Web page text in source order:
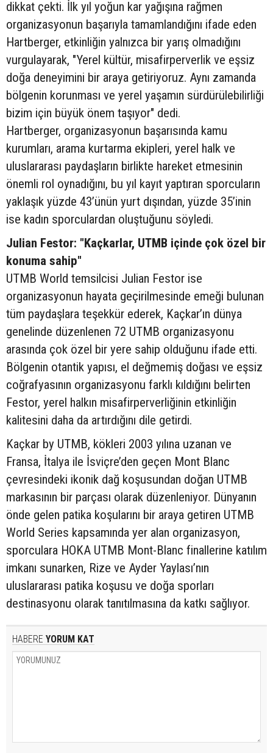
dikkat çekti. İlk yıl yoğun kar yağışına rağmen
organizasyonun başarıyla tamamlandığını ifade eden
Hartberger, etkinliğin yalnızca bir yarış olmadığını
vurgulayarak, "Yerel kültür, misafirperverlik ve eşsiz
doğa deneyimini bir araya getiriyoruz. Aynı zamanda
bölgenin korunması ve yerel yaşamın sürdürülebilirliği
bizim için büyük önem taşıyor" dedi.
Hartberger, organizasyonun başarısında kamu
kurumları, arama kurtarma ekipleri, yerel halk ve
uluslararası paydaşların birlikte hareket etmesinin
önemli rol oynadığını, bu yıl kayıt yaptıran sporcuların
yaklaşık yüzde 43’ünün yurt dışından, yüzde 35’inin
ise kadın sporculardan oluştuğunu söyledi.
Julian Festor: "Kaçkarlar, UTMB içinde çok özel bir
konuma sahip"
UTMB World temsilcisi Julian Festor ise
organizasyonun hayata geçirilmesinde emeği bulunan
tüm paydaşlara teşekkür ederek, Kaçkar’ın dünya
genelinde düzenlenen 72 UTMB organizasyonu
arasında çok özel bir yere sahip olduğunu ifade etti.
Bölgenin otantik yapısı, el değmemiş doğası ve eşsiz
coğrafyasının organizasyonu farklı kıldığını belirten
Festor, yerel halkın misafirperverliğinin etkinliğin
kalitesini daha da artırdığını dile getirdi.
Kaçkar by UTMB, kökleri 2003 yılına uzanan ve
Fransa, İtalya ile İsviçre’den geçen Mont Blanc
çevresindeki ikonik dağ koşusundan doğan UTMB
markasının bir parçası olarak düzenleniyor. Dünyanın
önde gelen patika koşularını bir araya getiren UTMB
World Series kapsamında yer alan organizasyon,
sporculara HOKA UTMB Mont-Blanc finallerine katılım
imkanı sunarken, Rize ve Ayder Yaylası’nın
uluslararası patika koşusu ve doğa sporları
destinasyonu olarak tanıtılmasına da katkı sağlıyor.
HABERE YORUM KAT